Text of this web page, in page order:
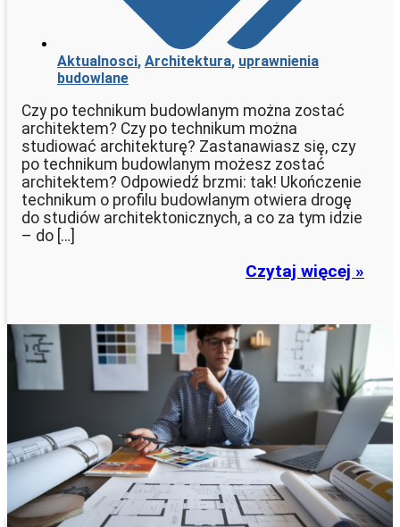
Aktualnosci, Architektura, uprawnienia
budowlane
Czy po technikum budowlanym można zostać
architektem? Czy po technikum można
studiować architekturę? Zastanawiasz się, czy
po technikum budowlanym możesz zostać
architektem? Odpowiedź brzmi: tak! Ukończenie
technikum o profilu budowlanym otwiera drogę
do studiów architektonicznych, a co za tym idzie
– do […]
Czytaj więcej »